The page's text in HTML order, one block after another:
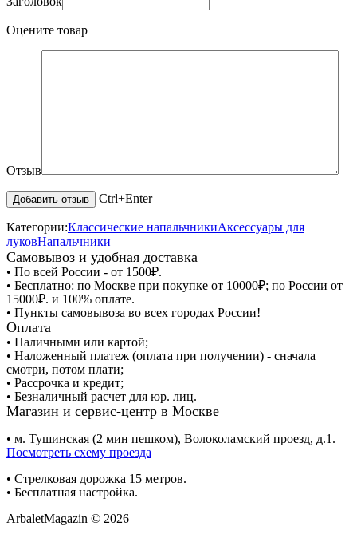
Оцените товар
Отзыв
Ctrl+Enter
Категории:Классические напальчникиАксессуары для
луковНапальчники
Самовывоз и удобная доставка
• По всей России - от 1500₽.
• Бесплатно: по Москве при покупке от 10000₽; по России от
15000₽. и 100% оплате.
• Пункты самовывоза во всех городах России!
Оплата
• Наличными или картой;
• Наложенный платеж (оплата при получении) - сначала
смотри, потом плати;
• Рассрочка и кредит;
• Безналичный расчет для юр. лиц.
Магазин и сервис-центр в Москве
• м. Тушинская (2 мин пешком), Волоколамский проезд, д.1.
Посмотреть схему проезда
• Cтрелковая дорожка 15 метров.
• Бесплатная настройка.
ArbaletMagazin © 2026